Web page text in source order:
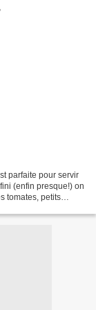
parfaite pour servir
(enfin presque!) on
tomates, petits